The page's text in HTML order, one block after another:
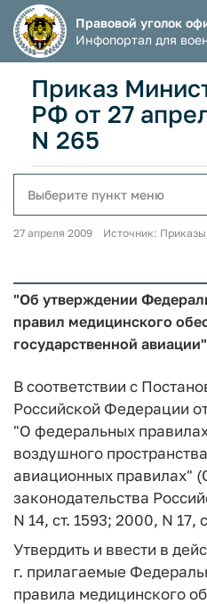
Правовой уголок
Инфопортал для
Приказ
РФ от 27
N 265
Выберите пункт меню
27 апреля 2009 Источник: Приказы
"Об утверждении
правил медицинского
государственной авиации"
В соответствии с
Российской Федерации
"О федеральных
воздушного
авиационных правилах"
законодательства
N 14, ст. 1593; 2000, N 17,
Утвердить и ввести в
г. прилагаемые
правила медицинского